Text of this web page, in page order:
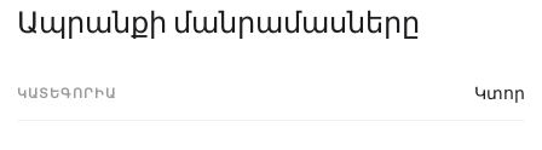
Ապրանքի մանրամասները
ԿԱՏԵԳՈՐԻԱ Կտոր